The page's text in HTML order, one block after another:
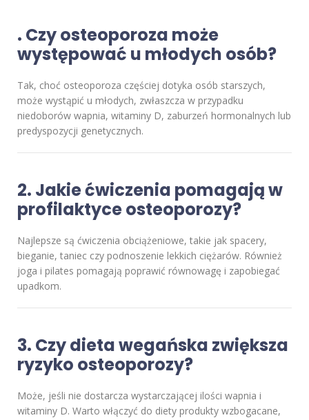
. Czy osteoporoza może
występować u młodych osób?
Tak, choć osteoporoza częściej dotyka osób starszych,
może wystąpić u młodych, zwłaszcza w przypadku
niedoborów wapnia, witaminy D, zaburzeń hormonalnych lub
predyspozycji genetycznych.
2. Jakie ćwiczenia pomagają w
profilaktyce osteoporozy?
Najlepsze są ćwiczenia obciążeniowe, takie jak spacery,
bieganie, taniec czy podnoszenie lekkich ciężarów. Również
joga i pilates pomagają poprawić równowagę i zapobiegać
upadkom.
3. Czy dieta wegańska zwiększa
ryzyko osteoporozy?
Może, jeśli nie dostarcza wystarczającej ilości wapnia i
witaminy D. Warto włączyć do diety produkty wzbogacane,